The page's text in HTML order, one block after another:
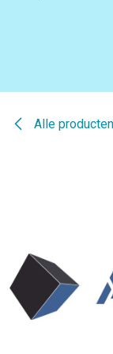
Alle producten